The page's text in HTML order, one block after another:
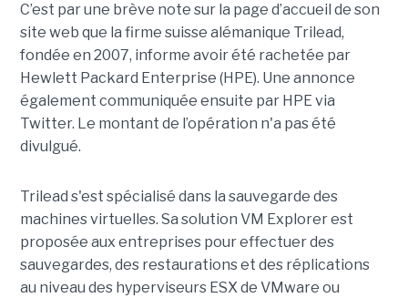
C’est par une brève note sur la page d’accueil de son
site web que la firme suisse alémanique Trilead,
fondée en 2007, informe avoir été rachetée par
Hewlett Packard Enterprise (HPE). Une annonce
également communiquée ensuite par HPE via
Twitter. Le montant de l’opération n'a pas été
divulgué.
Trilead s'est spécialisé dans la sauvegarde des
machines virtuelles. Sa solution VM Explorer est
proposée aux entreprises pour effectuer des
sauvegardes, des restaurations et des réplications
au niveau des hyperviseurs ESX de VMware ou